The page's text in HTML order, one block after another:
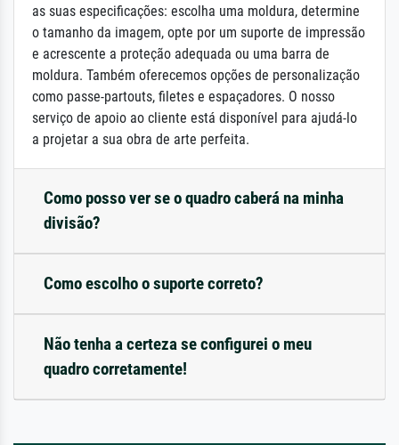
as suas especificações: escolha uma moldura, determine
o tamanho da imagem, opte por um suporte de impressão
e acrescente a proteção adequada ou uma barra de
moldura. Também oferecemos opções de personalização
como passe-partouts, filetes e espaçadores. O nosso
serviço de apoio ao cliente está disponível para ajudá-lo
a projetar a sua obra de arte perfeita.
Como posso ver se o quadro caberá na minha
divisão?
Como escolho o suporte correto?
Não tenha a certeza se configurei o meu
quadro corretamente!